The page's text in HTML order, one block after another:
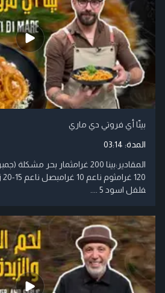
بينّا أي فروتي دي ماري
المدة: 03:14
فلفل اسود 5 ....